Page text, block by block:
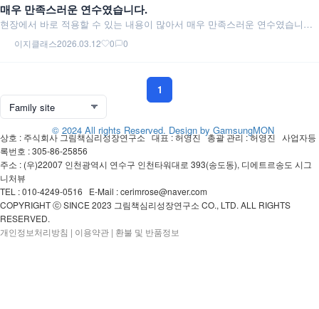
매우 만족스러운 연수였습니다.
현장에서 바로 적용할 수 있는 내용이 많아서 매우 만족스러운 연수였습니다.
그림책을 교육자료로 활용하는 방법은 많이 접해봤지만, 이렇게 아이들의 감
정 이해와...
이지클래스2026.03.12 0 0
1
© 2024 All rights Reserved. Design by GamsungMON
상호 : 주식회사 그림책심리성장연구소 대표 : 허영진 총괄 관리 : 허영진 사업자등
록번호 : 305-86-25856
주소 : (우)22007 인천광역시 연수구 인천타워대로 393(송도동), 디에트르송도 시그
니처뷰
TEL : 010-4249-0516 E-Mail : cerimrose@naver.com
COPYRIGHT ⓒ SINCE 2023 그림책심리성장연구소 CO., LTD. ALL RIGHTS
RESERVED.
개인정보처리방침 | 이용약관 | 환불 및 반품정보